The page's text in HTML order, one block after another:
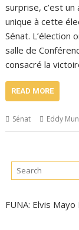
surprise, c’est
unique à cette
Sénat. L’élection
salle de
consacré la
READ MORE
Sénat Eddy
FUNA: Elvis